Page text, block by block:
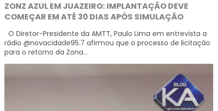
ZONZ AZUL EM JUAZEIRO: IMPLANTAÇÃO DEVE
COMEÇAR EM ATÉ 30 DIAS APÓS SIMULAÇÃO
O Diretor-Presidente da AMTT, Paulo Lima em entrevista a
rádio @novacidade95.7 afirmou que o processo de licitação
para o retorno da Zona...